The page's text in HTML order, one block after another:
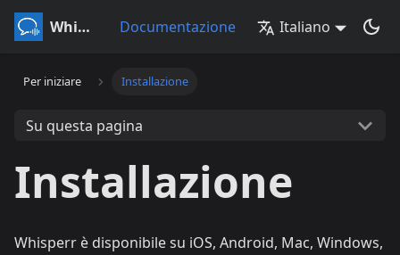
Whisperr Documentazione Italiano
Per iniziare Installazione
Su questa pagina
Installazione
Whisperr è disponibile su iOS, Android, Mac, Windows,